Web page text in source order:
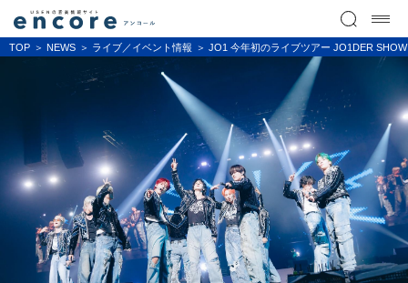
TOP NEWS ライブ／イベント情報 JO1 今年初のライブツアー JO1DER